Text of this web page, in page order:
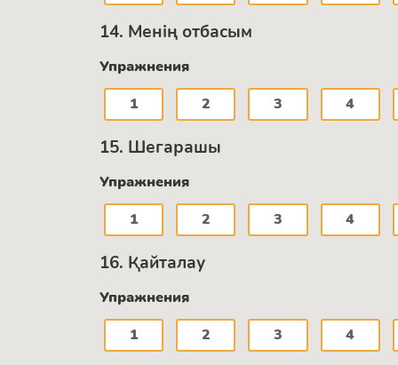
14. Менің отбасым
Упражнения
1
2 3 4
15. Шегарашы
Упражнения
1
2 3 4
16. Қайталау
Упражнения
1
2 3 4